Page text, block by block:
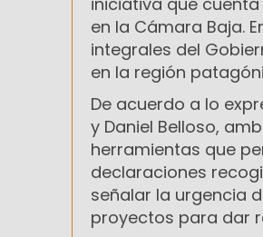
en la Cámara Baja.
integrales del
en la región
De acuerdo a lo
y Daniel Belloso,
herramientas que
declaraciones
señalar la urgencia
proyectos para dar